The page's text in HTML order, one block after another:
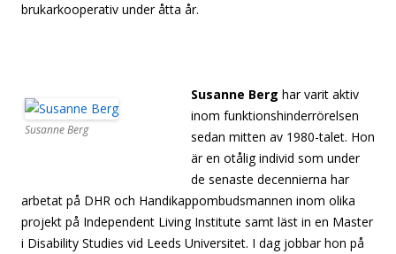
brukarkooperativ under åtta år.
Susanne Berg
Susanne Berg har varit aktiv
inom funktionshinderrörelsen
sedan mitten av 1980-talet. Hon
är en otålig individ som under
de senaste decennierna har
arbetat på DHR och Handikappombudsmannen inom olika
projekt på Independent Living Institute samt läst in en Master
i Disability Studies vid Leeds Universitet. I dag jobbar hon på